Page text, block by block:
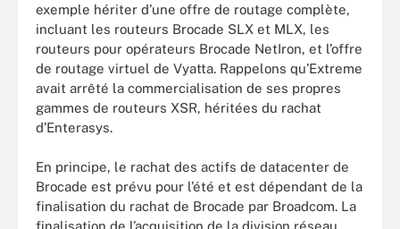
exemple hériter d’une offre de routage complète,
incluant les routeurs Brocade SLX et MLX, les
routeurs pour opérateurs Brocade NetIron, et l’offre
de routage virtuel de Vyatta. Rappelons qu’Extreme
avait arrêté la commercialisation de ses propres
gammes de routeurs XSR, héritées du rachat
d’Enterasys.
En principe, le rachat des actifs de datacenter de
Brocade est prévu pour l’été et est dépendant de la
finalisation du rachat de Brocade par Broadcom. La
finalisation de l’acquisition de la division réseau